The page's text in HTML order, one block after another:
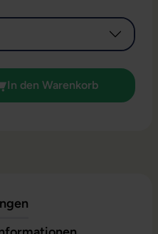
den gewünschten
In den Warenkorb